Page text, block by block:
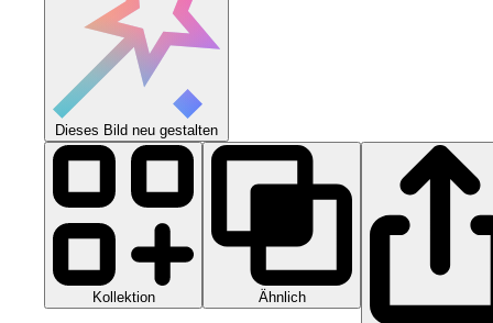
Dieses Bild neu gestalten
Kollektion Ähnlich